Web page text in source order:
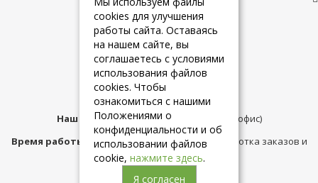
+7 (925) 084-10-60
Наш адрес:Москва,ул.Плещеева д.12 (офис)
Время работы магазина:с 10:00 до 21:00 (обработка заказов и
консультация)
cookies для улучшения
работы сайта. Оставаясь
на нашем сайте, вы
соглашаетесь с условиями
использования файлов
cookies. Чтобы
ознакомиться с нашими
Положениями о
конфиденциальности и об
использовании файлов
cookie, нажмите здесь.
Я согласен